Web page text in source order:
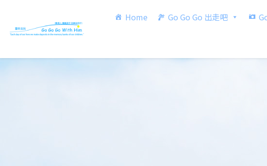
Home Go Go Go 出走吧